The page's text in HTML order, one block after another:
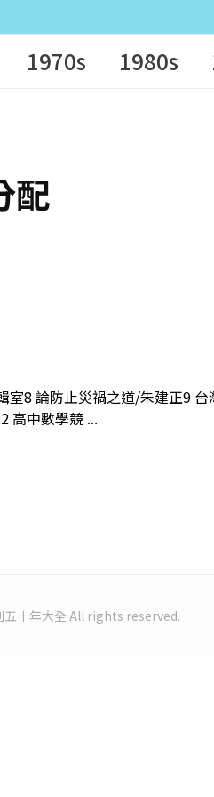
1970s 1980s
配
8 論防止災禍之道/朱建正9
高中數學競 ...
五十年大全 All rights reserved.